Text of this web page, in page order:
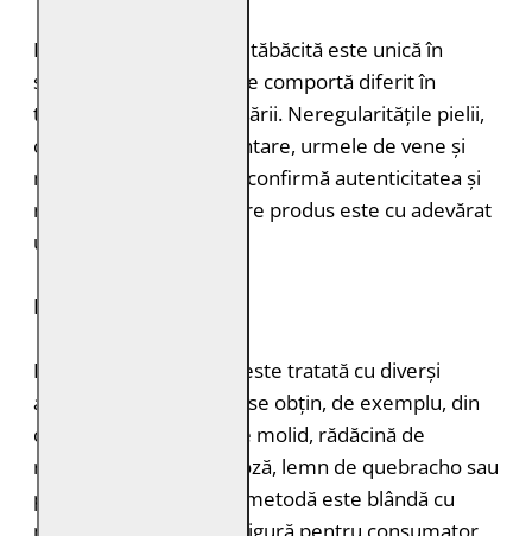
Fiecare bucată de piele tăbăcită este unică în
structură, grosimea și se comportă diferit în
timpul vopsirii și procesării. Neregularitățile pielii,
cum ar fi petele pigmentare, urmele de vene și
mușcăturile de insecte confirmă autenticitatea și
naturalețea pielii. Fiecare produs este cu adevărat
unic.
DURABILITATE
Pielea tăbăcită vegetal este tratată cu diverși
agenți de tăbăcire care se obțin, de exemplu, din
coajă de stejar, coajă de molid, rădăcină de
rubarbă, coajă de mimoză, lemn de quebracho sau
păstăi de tara. Această metodă este blândă cu
mediul înconjurător și sigură pentru consumator,